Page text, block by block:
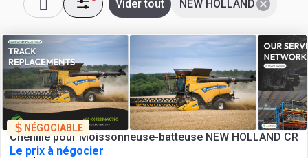
NEW HOLLAND
Vider tout
NÉGOCIABLE
Chenille pour Moissonneuse-batteuse NEW HOLLAND CR
Le prix à négocier